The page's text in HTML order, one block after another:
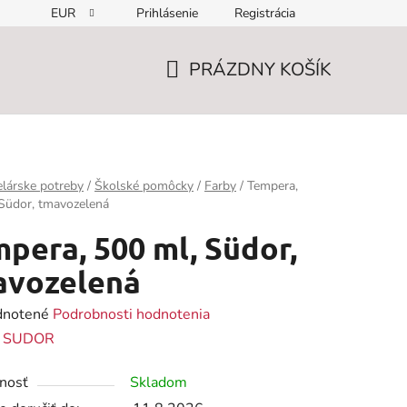
EUR Prihlásenie Registrácia
PRÁZDNY KOŠÍK
potreby / Školské pomôcky / Farby / Tempera,
tmavozelená
500 ml, Südor,
Podrobnosti hodnotenia
SUDOR
Skladom